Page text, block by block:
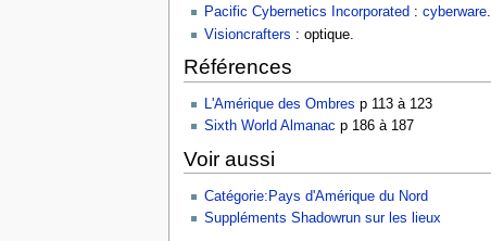
Pacific Cybernetics Incorporated : cyberware.
Visioncrafters : optique.
Références
L'Amérique des Ombres p 113 à 123
Sixth World Almanac p 186 à 187
Voir aussi
Catégorie:Pays d'Amérique du Nord
Suppléments Shadowrun sur les lieux